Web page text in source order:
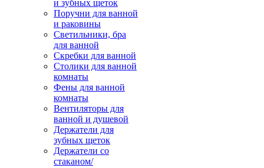
и зубных щеток
Поручни для ванной
и раковины
Светильники, бра
для ванной
Скребки для ванной
Столики для ванной
комнаты
Фены для ванной
комнаты
Вентиляторы для
ванной и душевой
Держатели для
зубных щеток
Держатели со
стаканом/